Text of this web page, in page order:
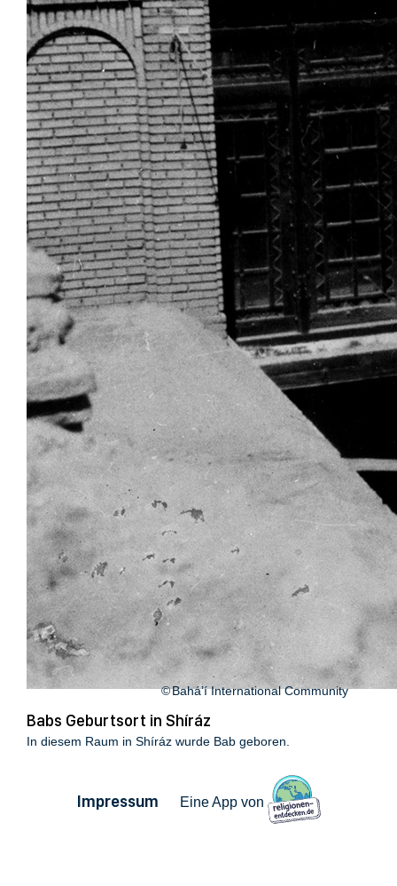
Bahá’í International Community
Babs Geburtsort in Shíráz
In diesem Raum in Shíráz wurde Bab geboren.
Impressum Eine App von